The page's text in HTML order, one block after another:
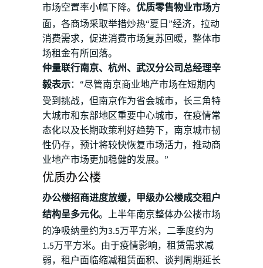
市场空置率小幅下降。 优质零售物业市场方
面，各商场采取举措炒热“夏日”经济，拉动
消费需求，促进消费市场复苏回暖，整体市
场租金有所回落。
仲量联行南京、杭州、武汉分公司总经理辛
毅表示：“尽管南京商业地产市场在短期内
受到挑战，但南京作为省会城市，长三角特
大城市和东部地区重要中心城市，在疫情常
态化以及长期政策利好趋势下，南京城市韧
性仍存，预计将较快恢复市场活力，推动商
业地产市场更加稳健的发展。”
优质办公楼
办公楼招商进度放缓，甲级办公楼成交租户
结构呈多元化。上半年南京整体办公楼市场
的净吸纳量约为3.5万平方米，二季度约为
1.5万平方米。由于疫情影响，租赁需求减
弱，租户面临缩减租赁面积、谈判周期延长